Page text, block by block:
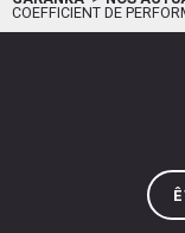
COEFFICIENT DE